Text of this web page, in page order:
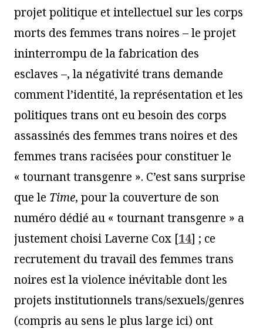
projet politique et intellectuel sur les corps
morts des femmes trans noires – le projet
ininterrompu de la fabrication des
esclaves –, la négativité trans demande
comment l’identité, la représentation et les
politiques trans ont eu besoin des corps
assassinés des femmes trans noires et des
femmes trans racisées pour constituer le
« tournant transgenre ». C’est sans surprise
que le Time, pour la couverture de son
numéro dédié au « tournant transgenre » a
justement choisi Laverne Cox [14] ; ce
recrutement du travail des femmes trans
noires est la violence inévitable dont les
projets institutionnels trans/sexuels/genres
(compris au sens le plus large ici) ont